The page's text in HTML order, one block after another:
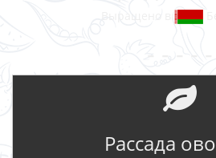
Рассада